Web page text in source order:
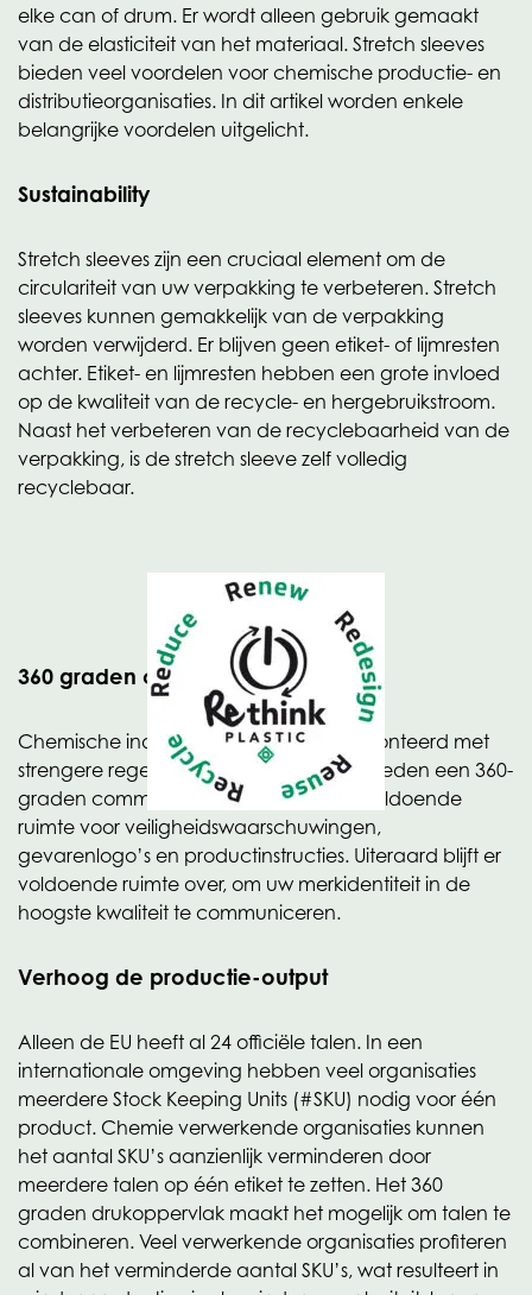
elke can of drum. Er wordt alleen gebruik gemaakt
van de elasticiteit van het materiaal. Stretch sleeves
bieden veel voordelen voor chemische productie- en
distributieorganisaties. In dit artikel worden enkele
belangrijke voordelen uitgelicht.
Sustainability
Stretch sleeves zijn een cruciaal element om de
circulariteit van uw verpakking te verbeteren. Stretch
sleeves kunnen gemakkelijk van de verpakking
worden verwijderd. Er blijven geen etiket- of lijmresten
achter. Etiket- en lijmresten hebben een grote invloed
op de kwaliteit van de recycle- en hergebruikstroom.
Naast het verbeteren van de recyclebaarheid van de
verpakking, is de stretch sleeve zelf volledig
recyclebaar.
360 graden communicatie
Chemische industrieën worden geconfronteerd met
strengere regelgeving. Stretch sleeves bieden een 360-
graden communicatieoppervlak met voldoende
ruimte voor veiligheidswaarschuwingen,
gevarenlogo’s en productinstructies. Uiteraard blijft er
voldoende ruimte over, om uw merkidentiteit in de
hoogste kwaliteit te communiceren.
Verhoog de productie-output
Alleen de EU heeft al 24 officiële talen. In een
internationale omgeving hebben veel organisaties
meerdere Stock Keeping Units (#SKU) nodig voor één
product. Chemie verwerkende organisaties kunnen
het aantal SKU’s aanzienlijk verminderen door
meerdere talen op één etiket te zetten. Het 360
graden drukoppervlak maakt het mogelijk om talen te
combineren. Veel verwerkende organisaties profiteren
al van het verminderde aantal SKU’s, wat resulteert in